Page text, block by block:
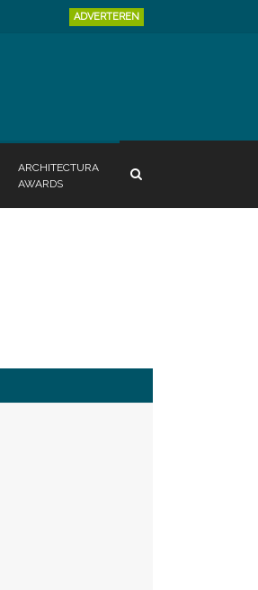
ADVERTEREN
ARCHITECTURA
AWARDS